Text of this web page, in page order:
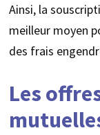
Ainsi, la
meilleur moyen
des frais
Les